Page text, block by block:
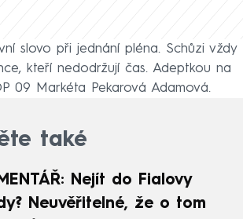
slovo při jednání pléna. Schůzi vždy
kteří nedodržují čas. Adeptkou na
09 Markéta Pekarová Adamová.
také
Nejít do Fialovy
Neuvěřitelné, že o tom